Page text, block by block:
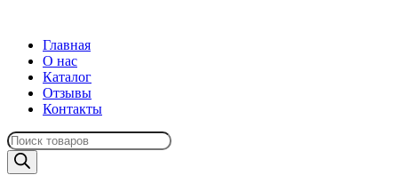
Главная
О нас
Каталог
Отзывы
Контакты
Поиск
товаров